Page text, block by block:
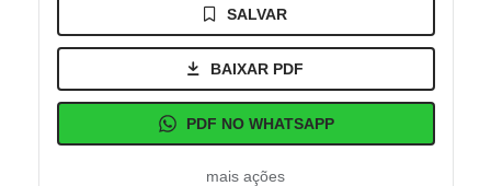
SALVAR
BAIXAR PDF
PDF NO WHATSAPP
mais ações